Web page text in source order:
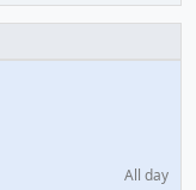
All day